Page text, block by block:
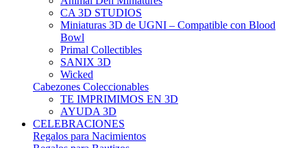
CA 3D STUDIOS
Miniaturas 3D de UGNI – Compatible con Blood
Bowl
Primal Collectibles
SANIX 3D
Wicked
Cabezones Coleccionables
TE IMPRIMIMOS EN 3D
AYUDA 3D
CELEBRACIONES
Regalos para Nacimientos